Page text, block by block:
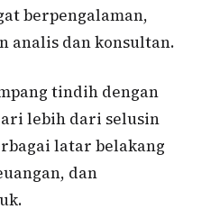
berpengalaman,
analis dan konsultan.
tindih dengan
lebih dari selusin
latar belakang
dan